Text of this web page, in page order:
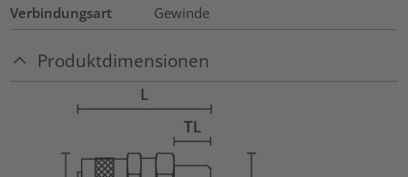
Verbindungsart
Gewinde
Produktdimensionen